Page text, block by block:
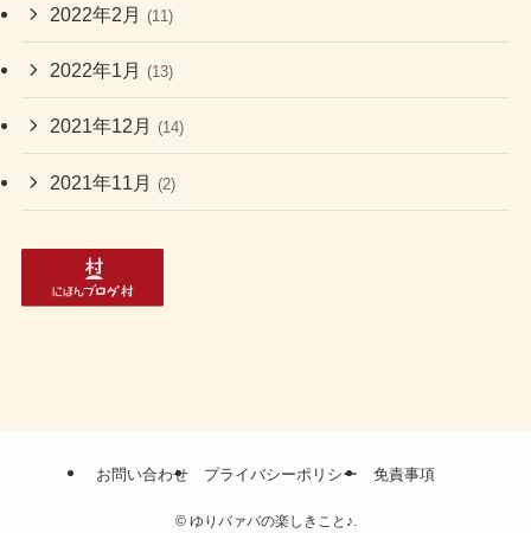
2022年2月 (11)
2022年1月 (13)
2021年12月 (14)
2021年11月 (2)
お問い合わせ プライバシーポリシー 免責事項
©ゆりバァバの楽しきこと♪.